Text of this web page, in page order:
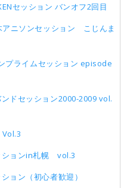
セッション バンオフ2回目
アニソンセッション こじんま
プライムセッション episode
ドセッション2000-2009 vol.
Vol.3
ションin札幌 vol.3
ョン（初心者歓迎）